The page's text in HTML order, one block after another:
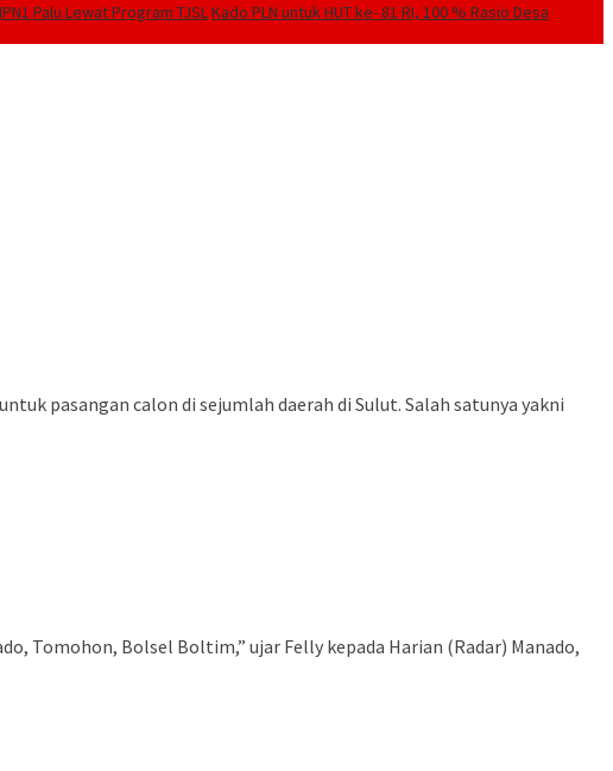
Palu Lewat Program TJSLKado PLN untuk HUT ke- 81 RI, 100 % Rasio Desa
pasangan calon di sejumlah daerah di Sulut. Salah satunya yakni
Tomohon, Bolsel Boltim,” ujar Felly kepada Harian (Radar) Manado,